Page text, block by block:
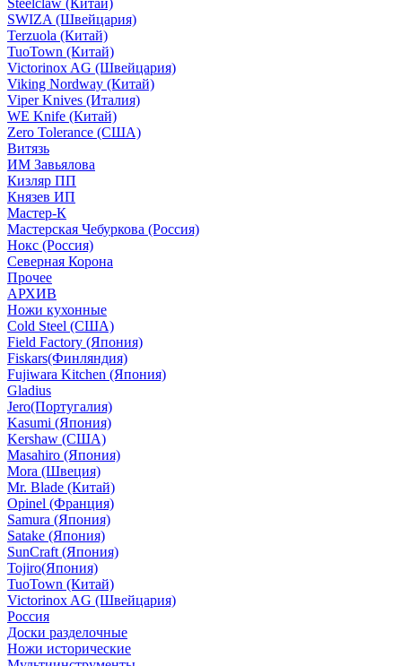
Steelclaw (Китай)
SWIZA (Швейцария)
Terzuola (Китай)
TuoTown (Китай)
Victorinox AG (Швейцария)
Viking Nordway (Китай)
Viper Knives (Италия)
WE Knife (Китай)
Zero Tolerance (США)
Витязь
ИМ Завьялова
Кизляр ПП
Князев ИП
Мастер-К
Мастерская Чебуркова (Россия)
Нокс (Россия)
Северная Корона
Прочее
АРХИВ
Ножи кухонные
Cold Steel (США)
Field Factory (Япония)
Fiskars(Финляндия)
Fujiwara Kitchen (Япония)
Gladius
Jero(Португалия)
Kasumi (Япония)
Kershaw (США)
Masahiro (Япония)
Mora (Швеция)
Mr. Blade (Китай)
Opinel (Франция)
Samura (Япония)
Satake (Япония)
SunCraft (Япония)
Tojiro(Япония)
TuoTown (Китай)
Victorinox AG (Швейцария)
Россия
Доски разделочные
Ножи исторические